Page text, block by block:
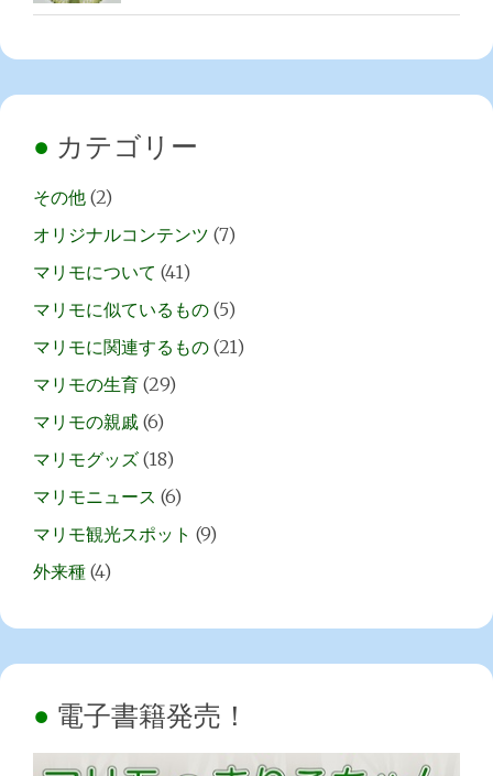
カテゴリー
その他 (2)
オリジナルコンテンツ (7)
マリモについて (41)
マリモに似ているもの (5)
マリモに関連するもの (21)
マリモの生育 (29)
マリモの親戚 (6)
マリモグッズ (18)
マリモニュース (6)
マリモ観光スポット (9)
外来種 (4)
電子書籍発売！